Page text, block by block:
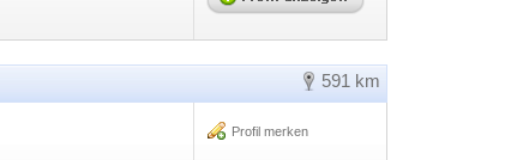
591 km
Profil merken